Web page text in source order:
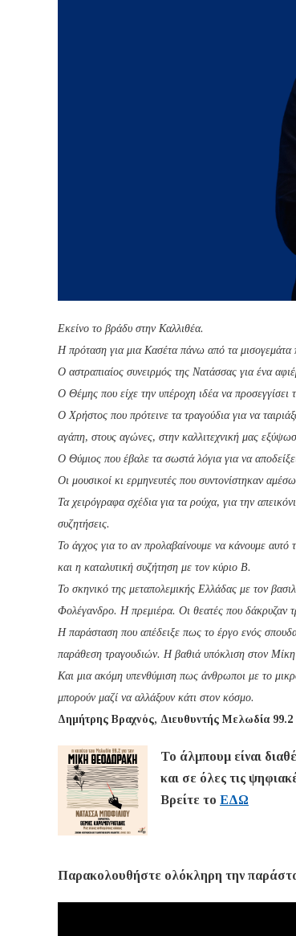
Εκείνο το βράδυ στην Καλλιθέα.
Η πρόταση για μια Κασέτα πάνω από τα μισογεμάτα
Ο αστραπιαίος συνειρμός της Νατάσσας για ένα
Ο Θέμης που είχε την υπέροχη ιδέα να προσεγγίσει
Ο Χρήστος που πρότεινε τα τραγούδια για να
αγάπη, στους αγώνες, στην καλλιτεχνική μας
Ο Θύμιος που έβαλε τα σωστά λόγια για να
Οι μουσικοί κι ερμηνευτές που συντονίστηκαν
Τα χειρόγραφα σχέδια για τα ρούχα, για την
συζητήσεις.
Το άγχος για το αν προλαβαίνουμε να κάνουμε αυτό
και η καταλυτική συζήτηση με τον κύριο Β.
Το σκηνικό της μεταπολεμικής Ελλάδας με τον
Φολέγανδρο. Η πρεμιέρα. Οι θεατές που δάκρυζαν
Η παράσταση που απέδειξε πως το έργο ενός
παράθεση τραγουδιών. Η βαθιά υπόκλιση στον
Και μια ακόμη υπενθύμιση πως άνθρωποι με το
μπορούν μαζί να αλλάξουν κάτι στον κόσμο.
Δημήτρης Βραχνός, Διευθυντής Μελωδία 99.2
Το άλμπουμ είναι
και σε όλες τις
Βρείτε το ΕΔΩ
Παρακολουθήστε ολόκληρη την